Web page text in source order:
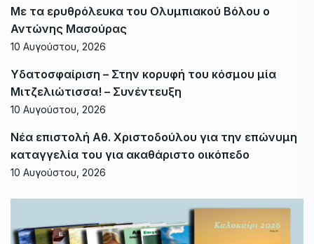
Με τα ερυθρόλευκα του Ολυμπιακού Βόλου ο
Αντώνης Μασούρας
10 Αυγούστου, 2026
Υδατοσφαίριση – Στην κορυφή του κόσμου μία
Μιτζελιώτισσα! – Συνέντευξη
10 Αυγούστου, 2026
Νέα επιστολή Αθ. Χριστοδούλου για την επώνυμη
καταγγελία του για ακαθάριστο οικόπεδο
10 Αυγούστου, 2026